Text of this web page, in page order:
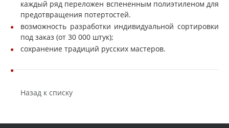
каждый ряд переложен вспененным полиэтиленом для
предотвращения потертостей.
возможность разработки индивидуальной сортировки
под заказ (от 30 000 штук);
сохранение традиций русских мастеров.
Назад к списку